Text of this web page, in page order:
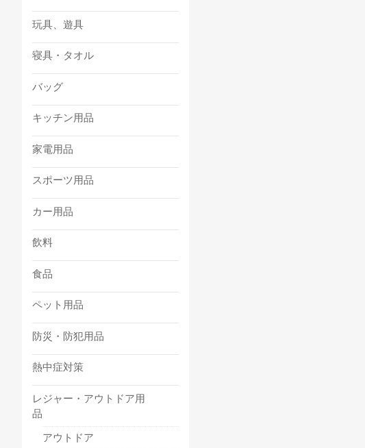
玩具、遊具
寝具・タオル
バッグ
キッチン用品
家電用品
スポーツ用品
カー用品
飲料
食品
ペット用品
防災・防犯用品
熱中症対策
レジャー・アウトドア用
品
アウトドア